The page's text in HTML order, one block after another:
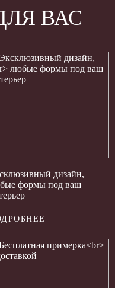
ВАС
дизайн,
формы под ваш